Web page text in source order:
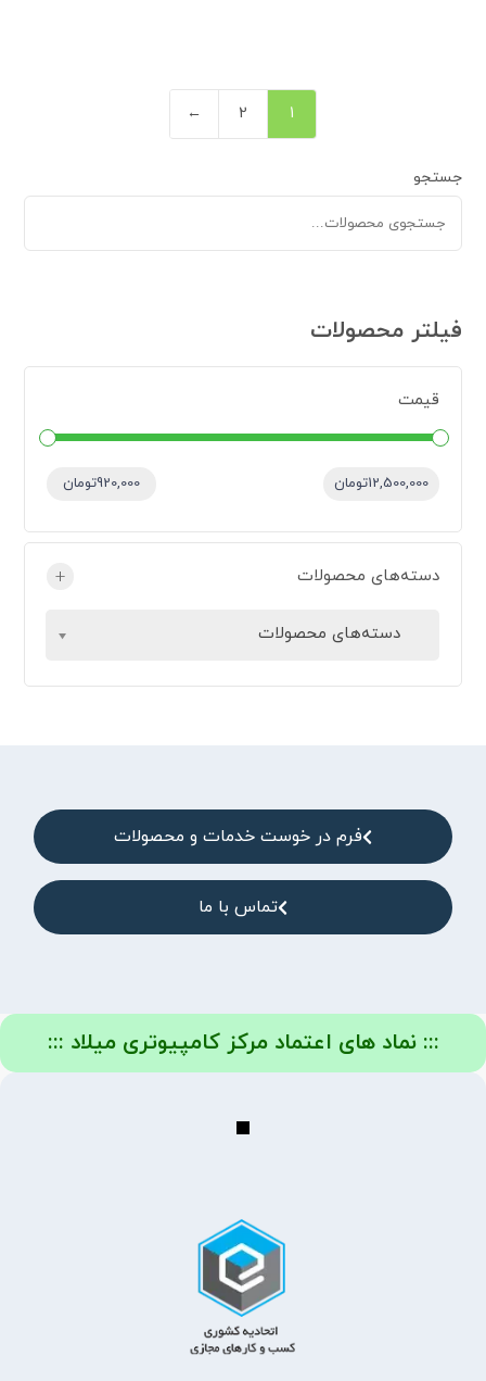
1
2
←
جستجو
فیلتر محصولات
قیمت
قیمت:920,000تومان 12,500,000تومان
دسته‌های محصولات +
دسته‌های محصولات
فرم در خوست خدمات و محصولات
تماس با ما
::: نماد های اعتماد مرکز کامپیوتری میلاد :::